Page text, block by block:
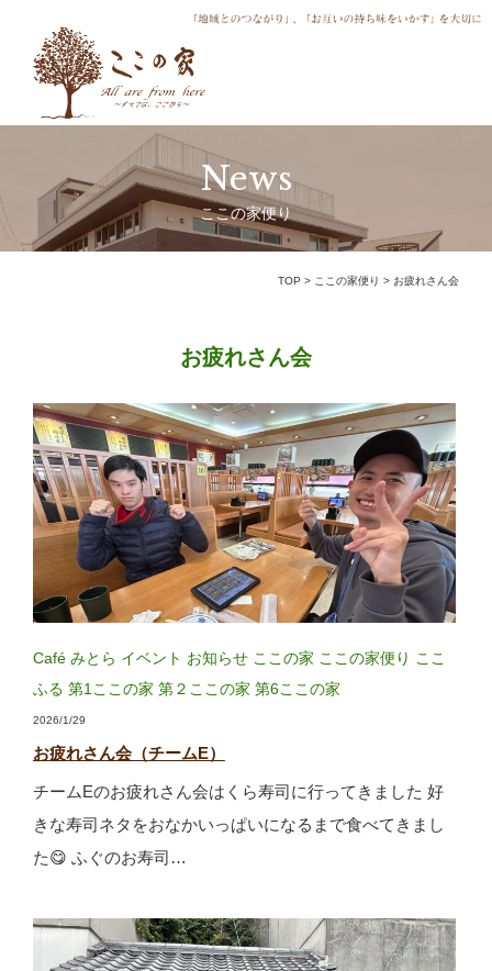
News
ここの家便り
TOP > ここの家便り >お疲れさん会
お疲れさん会
Café みとら イベント お知らせ ここの家 ここの家便り ここ
ふる 第1ここの家 第２ここの家 第6ここの家
2026/1/29
お疲れさん会（チームE）
チームEのお疲れさん会はくら寿司に行ってきました 好
きな寿司ネタをおなかいっぱいになるまで食べてきまし
た😋 ふぐのお寿司…